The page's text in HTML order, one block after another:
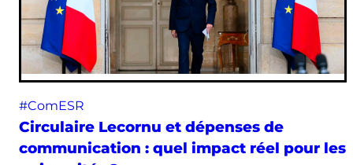
#ComESR
Circulaire Lecornu et dépenses de
communication : quel impact réel pour les